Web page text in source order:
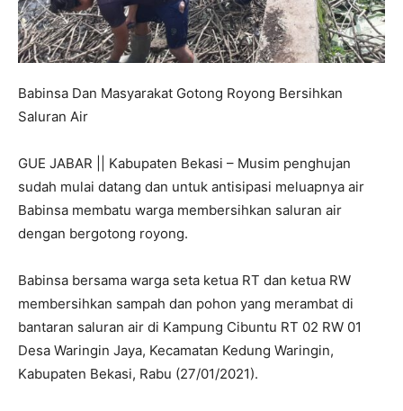
Babinsa Dan Masyarakat Gotong Royong Bersihkan
Saluran Air
GUE JABAR || Kabupaten Bekasi – Musim penghujan
sudah mulai datang dan untuk antisipasi meluapnya air
Babinsa membatu warga membersihkan saluran air
dengan bergotong royong.
Babinsa bersama warga seta ketua RT dan ketua RW
membersihkan sampah dan pohon yang merambat di
bantaran saluran air di Kampung Cibuntu RT 02 RW 01
Desa Waringin Jaya, Kecamatan Kedung Waringin,
Kabupaten Bekasi, Rabu (27/01/2021).